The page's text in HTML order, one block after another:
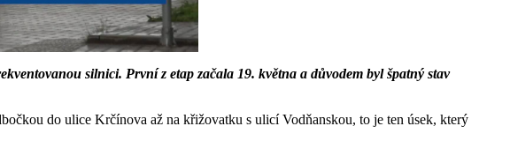
silnici. První z etap začala 19. května a důvodem byl špatný stav
do ulice Krčínova až na křižovatku s ulicí Vodňanskou, to je ten úsek, který